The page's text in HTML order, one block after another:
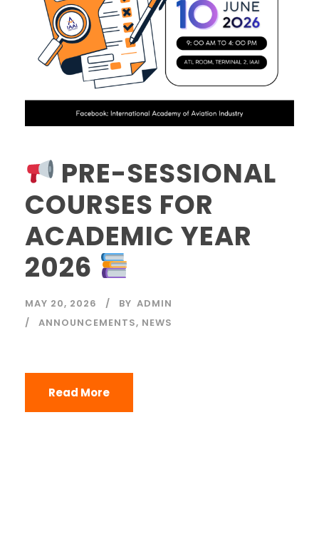
PRE-SESSIONAL
COURSES FOR
ACADEMIC YEAR
2026
MAY 20, 2026 BY ADMIN
ANNOUNCEMENTS, NEWS
Read More